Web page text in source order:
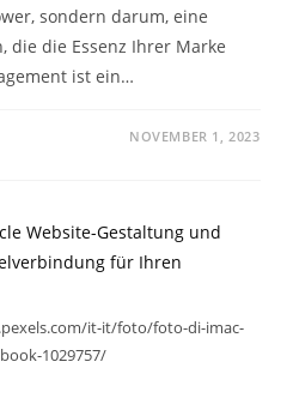
sondern darum, eine
die die Essenz Ihrer Marke
ist ein…
NOVEMBER 1, 2023
it-it/foto/foto-di-imac-
1029757/